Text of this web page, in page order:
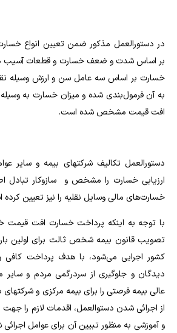
در دستورالعمل مذکور ضمن تعیین انواع
بر اساس شدت و ضعف خسارت و قطعات آسیب
خسارت بر اساس سه عامل سن و ارزش وسیله
به آن فرمول‌بندی شده و میزان خسارت به وسیله
افت قیمت مشخص شده است.
دستورالعمل تکالیف شرکتهای بیمه و سایر
ارزیابی خسارت را مشخص و سازوکار تبادل
خسارت‌های مالی وسایل نقلیه را نیز تعیین
تصویب قانون بیمه شخص ثالث برای اولین
کشور اجرایی می‌شود، با هدف پرداخت کافی
دیدگان و جلوگیری از سردرگمی مردم و سایر
عالی بیمه فرصتی را برای بیمه مرکزی و
از اجرائی شدن دستوالعمل، اقدمات لازم را جهت
و آموزشی به منظور تبیین آن برای عوامل